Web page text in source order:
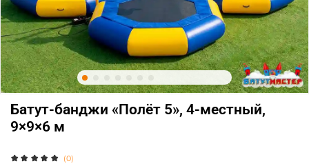
(0)
Батут-банджи «Полёт 5», 4-местный,
9×9×6 м